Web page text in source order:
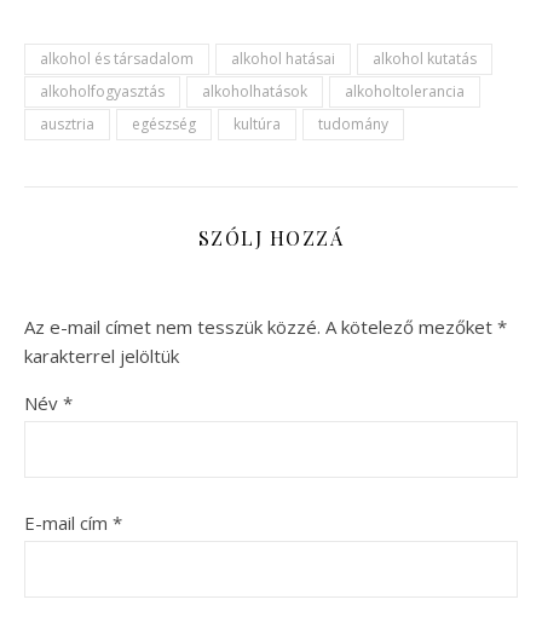
alkohol és társadalom alkohol hatásai
alkohol kutatás
alkoholfogyasztás
alkoholhatások
alkoholtolerancia
ausztria
egészség kultúra tudomány
SZÓLJ HOZZÁ
Az e-mail címet nem tesszük közzé. A kötelező mezőket *
karakterrel jelöltük
Név *
E-mail cím *